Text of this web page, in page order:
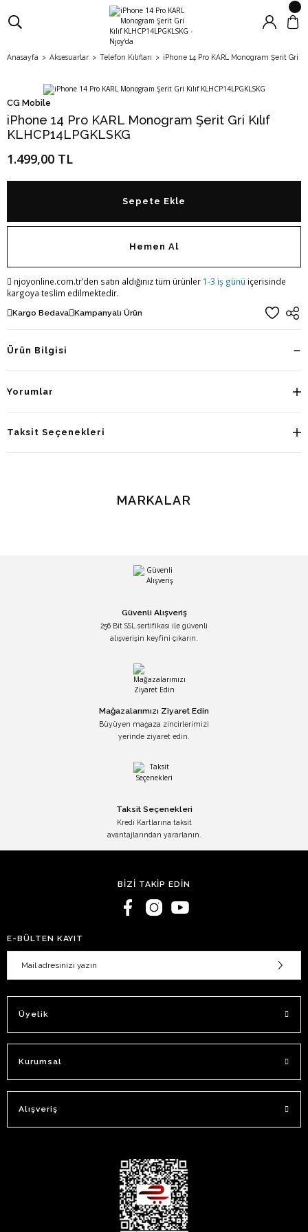
Anasayfa Aksesuarlar Telefon Kılıfları iPhone 14 Pro KARL Monogram Şerit Gri
CG Mobile
iPhone 14 Pro KARL Monogram Şerit Gri Kılıf
KLHCP14LPGKLSKG
1.499,00 TL
Sepete Ekle
Hemen Al
njoyonline.com.tr’den satın aldığınız tüm ürünler 1-3 iş günü içerisinde
kargoya teslim edilmektedir.
Kargo Bedava Kampanyalı Ürün
Ürün Bilgisi
Yorumlar
Taksit Seçenekleri
MARKALAR
Güvenli Alışveriş
256 Bit SSL sertifikası ile güvenli
alışverişin keyfini çıkarın.
Mağazalarımızı Ziyaret Edin
Büyüyen mağaza zincirlerimizi
yerinde ziyaret edin.
Taksit Seçenekleri
Kredi Kartlarına taksit
avantajlarından yararlanın.
BİZİ TAKİP EDİN
E-BÜLTEN KAYIT
Üyelik
Kurumsal
Alışveriş